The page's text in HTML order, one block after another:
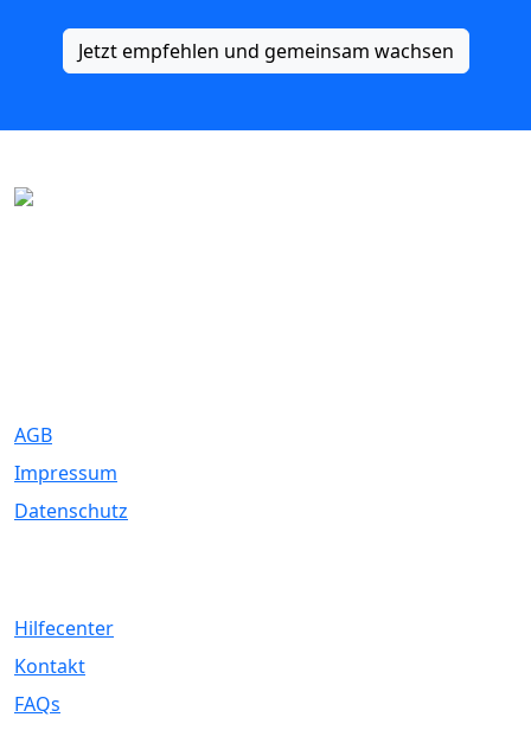
Jetzt empfehlen und gemeinsam wachsen
AGB
Impressum
Datenschutz
Hilfecenter
Kontakt
FAQs